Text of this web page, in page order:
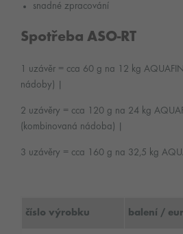
snadné zpracování
Spotřeba ASO-RT
1 uzávěr = cca 60 g na 12 kg
nádoby) |
2 uzávěry = cca 120 g na 24 kg
(kombinovaná nádoba) |
3 uzávěry = cca 160 g na 32,5 kg
číslo výrobku balení /